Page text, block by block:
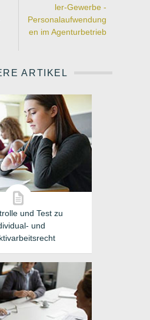
ler-Gewerbe -
Personalaufwendung
en im Agenturbetrieb
ARTIKEL
und Test zu
und